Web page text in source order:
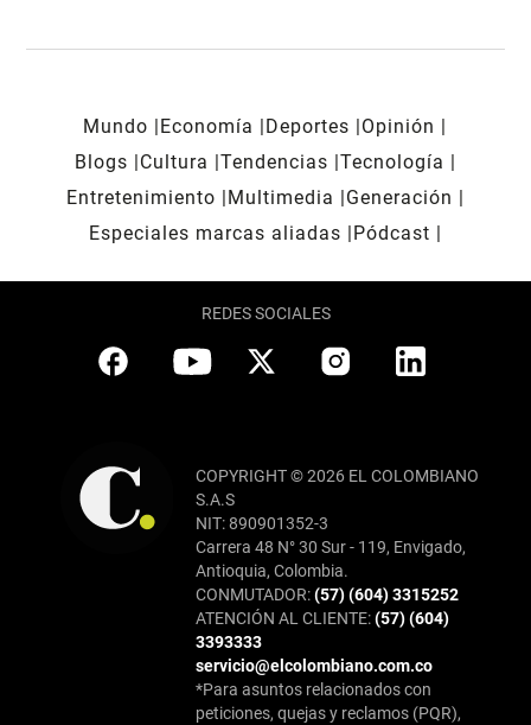
Mundo Economía Deportes
Opinión
Blogs
Cultura Tendencias Tecnología
Entretenimiento
Multimedia
Generación
Especiales marcas aliadas
Pódcast
REDES SOCIALES
COPYRIGHT © 2026 EL COLOMBIANO
S.A.S
NIT: 890901352-3
Carrera 48 N° 30 Sur - 119, Envigado,
Antioquia, Colombia.
CONMUTADOR:(57) (604) 3315252
ATENCIÓN AL CLIENTE:(57) (604)
3393333
servicio@elcolombiano.com.co
*Para asuntos relacionados con
peticiones, quejas y reclamos (PQR),